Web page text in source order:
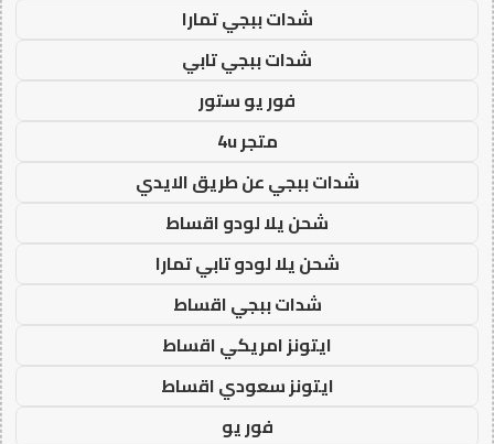
شدات ببجي تمارا
شدات ببجي تابي
فور يو ستور
متجر 4u
شدات ببجي عن طريق الايدي
شحن يلا لودو اقساط
شحن يلا لودو تابي تمارا
شدات ببجي اقساط
ايتونز امريكي اقساط
ايتونز سعودي اقساط
فور يو